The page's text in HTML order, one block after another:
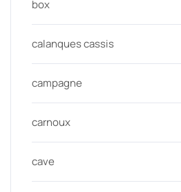
box
calanques cassis
campagne
carnoux
cave